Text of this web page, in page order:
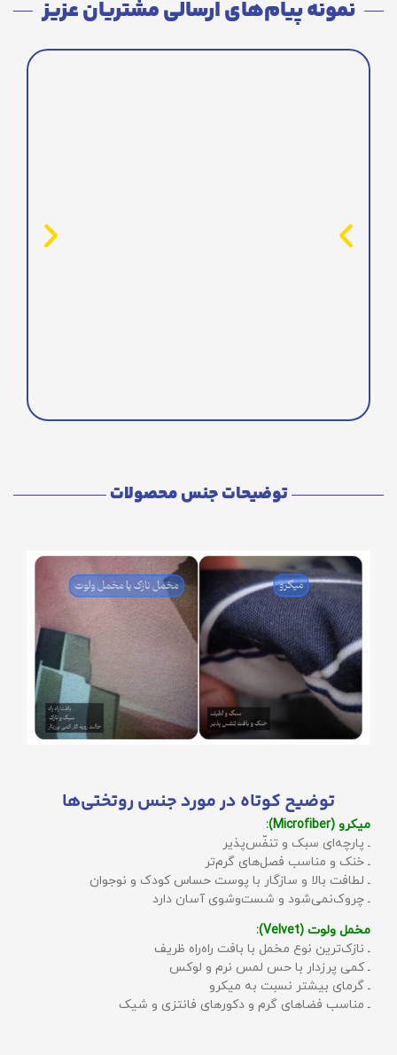
نمونه پیام‌های ارسالی مشتریان عزیز
توضیحات جنس محصولات
توضیح کوتاه در مورد جنس روتختی‌ها
میکرو (Microfiber):
ـ پارچه‌ای سبک و تنفّس‌پذیر
ـ خنک و مناسب فصل‌های گرم‌تر
ـ لطافت بالا و سازگار با پوست حساس کودک و نوجوان
ـ چروک‌نمی‌شود و شست‌وشوی آسان دارد
مخمل ولوت (Velvet):
ـ نازک‌ترین نوع مخمل با بافت راه‌راه ظریف
ـ کمی پرزدار با حس لمس نرم و لوکس
ـ گرمای بیشتر نسبت به میکرو
ـ مناسب فضاهای گرم و دکورهای فانتزی و شیک